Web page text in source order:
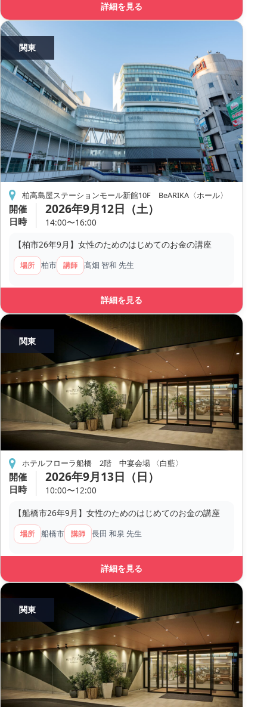
詳細を見る
関東
柏高島屋ステーションモール新館10F BeARIKA〈ホール〉
開催
日時
2026年9月12日（土）
14:00〜16:00
【柏市26年9月】女性のためのはじめてのお金の講座
場所 柏市 講師 髙畑 智和 先生
詳細を見る
関東
ホテルフローラ船橋 2階 中宴会場 〈白藍〉
開催
日時
2026年9月13日（日）
10:00〜12:00
【船橋市26年9月】女性のためのはじめてのお金の講座
場所 船橋市 講師 長田 和泉 先生
詳細を見る
関東